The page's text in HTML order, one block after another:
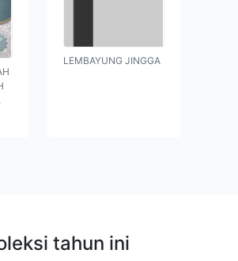
LEMBAYUNG JINGGA
tahun ini